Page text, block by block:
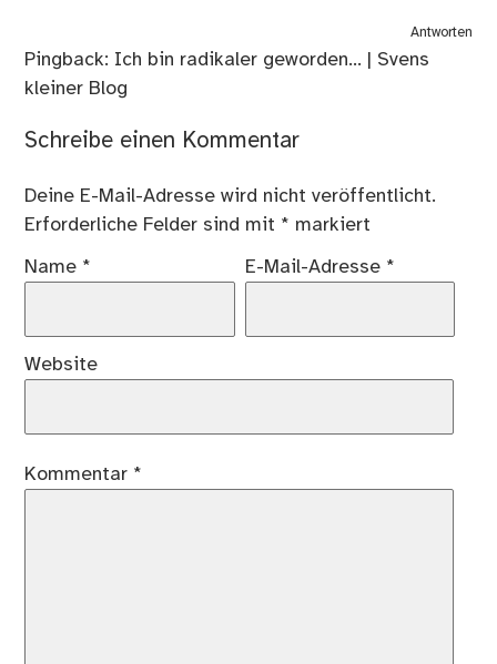
Antworten
Pingback: Ich bin radikaler geworden… | Svens
kleiner Blog
Schreibe einen Kommentar
Deine E-Mail-Adresse wird nicht veröffentlicht.
Erforderliche Felder sind mit * markiert
Name * E-Mail-Adresse *
Website
Kommentar *